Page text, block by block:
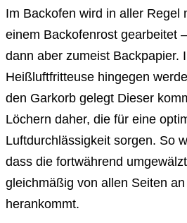
Im Backofen wird in aller Regel
einem Backofenrost gearbeitet
dann aber zumeist Backpapier.
Heißluftfritteuse hingegen
den Garkorb gelegt Dieser
Löchern daher, die für eine
Luftdurchlässigkeit sorgen. So
dass die fortwährend
gleichmäßig von allen Seiten
herankommt.